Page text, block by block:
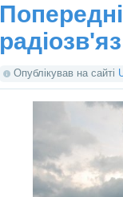
Опублікував на сайті